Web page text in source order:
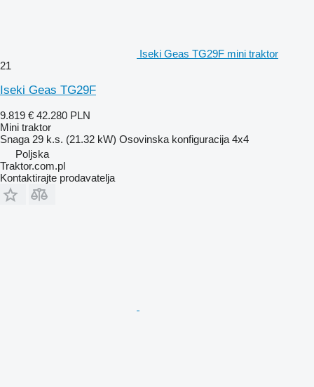
Iseki Geas TG29F mini traktor
21
Iseki Geas TG29F
9.819 € 42.280 PLN
Mini traktor
Snaga 29 k.s. (21.32 kW) Osovinska konfiguracija 4x4
Poljska
Traktor.com.pl
Kontaktirajte prodavatelja